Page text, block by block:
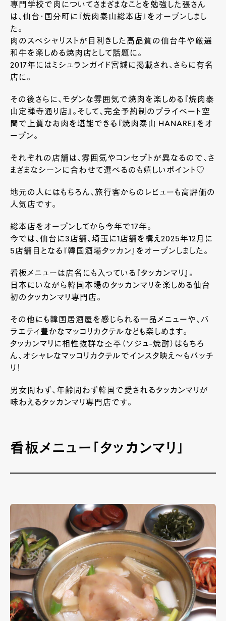
専門学校で肉についてさまざまなことを勉強した張さん
は、仙台・国分町に『焼肉泰山総本店』をオープンしまし
た。
肉のスペシャリストが目利きした高品質の仙台牛や厳選
和牛を楽しめる焼肉店として話題に。
2017年にはミシュランガイド宮城に掲載され、さらに有名
店に。
その後さらに、モダンな雰囲気で焼肉を楽しめる『焼肉泰
山定禅寺通り店』。そして、完全予約制のプライベート空
間で上質なお肉を堪能できる『焼肉泰山 HANARE』をオ
ープン。
それぞれの店舗は、雰囲気やコンセプトが異なるので、さ
まざまなシーンに合わせて選べるのも嬉しいポイント♡
地元の人にはもちろん、旅行客からのレビューも高評価の
人気店です。
総本店をオープンしてから今年で17年。
今では、仙台に3店舗、埼玉に1店舗を構え2025年12月に
5店舗目となる『韓国酒場タッカン』をオープンしました。
看板メニューは店名にも入っている『タッカンマリ』。
日本にいながら韓国本場のタッカンマリを楽しめる仙台
初のタッカンマリ専門店。
その他にも韓国居酒屋を感じられる一品メニューや、バ
ラエティ豊かなマッコリカクテルなども楽しめます。
タッカンマリに相性抜群な소주（ソジュ-焼酎）はもちろ
ん、オシャレなマッコリカクテルでインスタ映え〜もバッチ
リ！
男女問わず、年齢問わず韓国で愛されるタッカンマリが
味わえるタッカンマリ専門店です。
看板メニュー「タッカンマリ」